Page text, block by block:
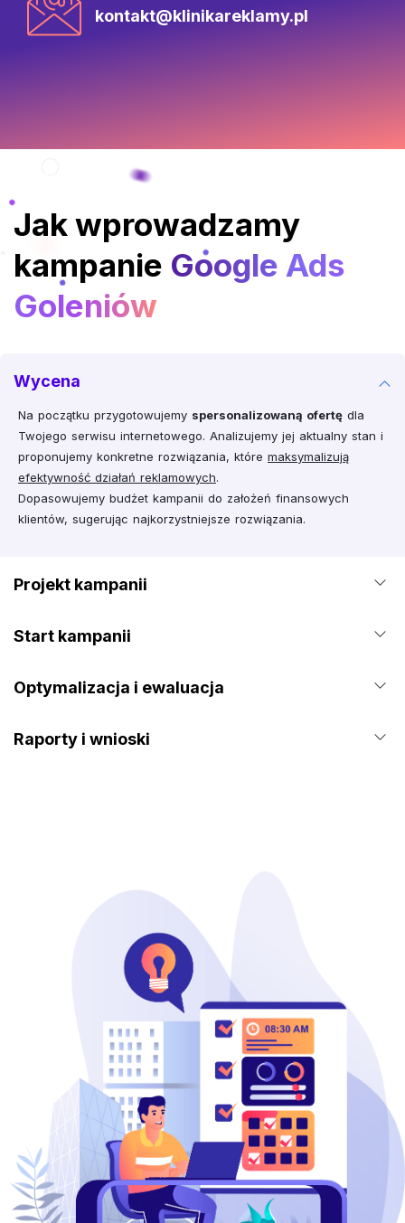
kontakt@klinikareklamy.pl
Jak wprowadzamy
kampanie Google Ads
Goleniów
Wycena
Na początku przygotowujemy spersonalizowaną ofertę dla
Twojego serwisu internetowego. Analizujemy jej aktualny stan i
proponujemy konkretne rozwiązania, które maksymalizują
efektywność działań reklamowych.
Dopasowujemy budżet kampanii do założeń finansowych
klientów, sugerując najkorzystniejsze rozwiązania.
Projekt kampanii
Start kampanii
Optymalizacja i ewaluacja
Raporty i wnioski